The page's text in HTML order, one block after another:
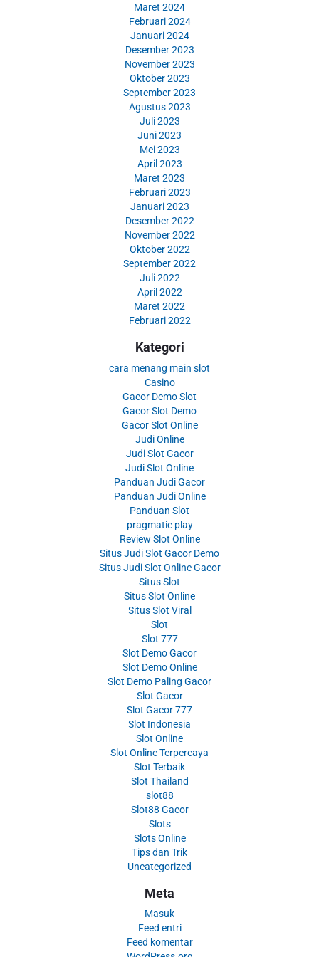
Maret 2024
Februari 2024
Januari 2024
Desember 2023
November 2023
Oktober 2023
September 2023
Agustus 2023
Juli 2023
Juni 2023
Mei 2023
April 2023
Maret 2023
Februari 2023
Januari 2023
Desember 2022
November 2022
Oktober 2022
September 2022
Juli 2022
April 2022
Maret 2022
Februari 2022
Kategori
cara menang main slot
Casino
Gacor Demo Slot
Gacor Slot Demo
Gacor Slot Online
Judi Online
Judi Slot Gacor
Judi Slot Online
Panduan Judi Gacor
Panduan Judi Online
Panduan Slot
pragmatic play
Review Slot Online
Situs Judi Slot Gacor Demo
Situs Judi Slot Online Gacor
Situs Slot
Situs Slot Online
Situs Slot Viral
Slot
Slot 777
Slot Demo Gacor
Slot Demo Online
Slot Demo Paling Gacor
Slot Gacor
Slot Gacor 777
Slot Indonesia
Slot Online
Slot Online Terpercaya
Slot Terbaik
Slot Thailand
slot88
Slot88 Gacor
Slots
Slots Online
Tips dan Trik
Uncategorized
Meta
Masuk
Feed entri
Feed komentar